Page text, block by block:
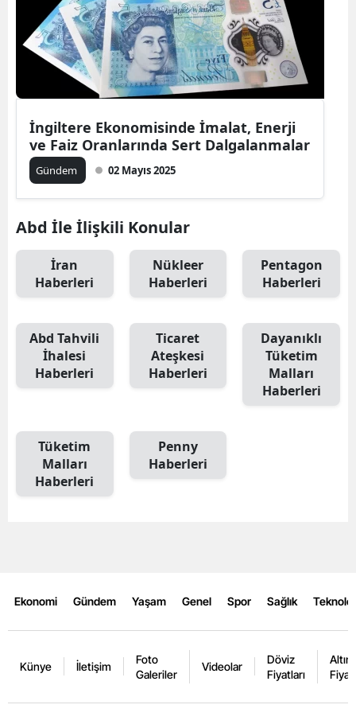
İngiltere Ekonomisinde İmalat, Enerji
ve Faiz Oranlarında Sert Dalgalanmalar
Gündem 02 Mayıs 2025
Abd İle İlişkili Konular
İran
Haberleri
Nükleer
Haberleri
Pentagon
Haberleri
Abd Tahvili
İhalesi
Haberleri
Ticaret
Ateşkesi
Haberleri
Dayanıklı
Tüketim
Malları
Haberleri
Tüketim
Malları
Haberleri
Penny
Haberleri
Ekonomi Gündem Yaşam Genel Spor Sağlık
Künye İletişim
Foto
Galeriler
Videolar
Döviz
Fiyatları
Altın